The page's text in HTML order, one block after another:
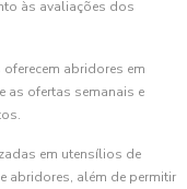
às avaliações dos
abridores em
as ofertas semanais e
em utensílios de
abridores, além de permitir